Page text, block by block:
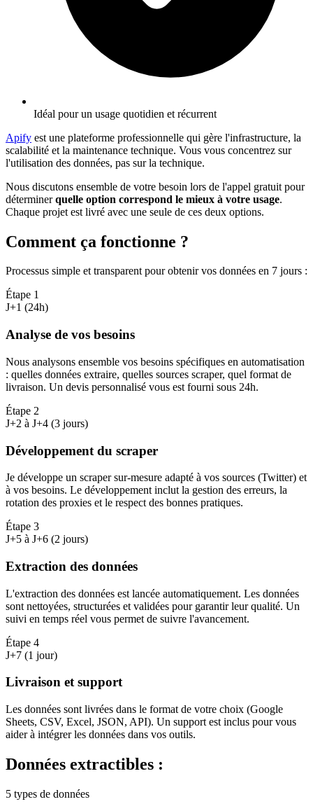
Idéal pour un usage quotidien et récurrent
Apify est une plateforme professionnelle qui gère l'infrastructure, la
scalabilité et la maintenance technique. Vous vous concentrez sur
l'utilisation des données, pas sur la technique.
Nous discutons ensemble de votre besoin lors de l'appel gratuit pour
déterminerquelle option correspond le mieux à votre usage.
Chaque projet est livré avec une seule de ces deux options.
Comment ça fonctionne ?
Processus simple et transparent pour obtenir vos données en 7 jours :
Étape 1
J+1 (24h)
Analyse de vos besoins
Nous analysons ensemble vos besoins spécifiques en automatisation
: quelles données extraire, quelles sources scraper, quel format de
livraison. Un devis personnalisé vous est fourni sous 24h.
Étape 2
J+2 à J+4 (3 jours)
Développement du scraper
Je développe un scraper sur-mesure adapté à vos sources (Twitter) et
à vos besoins. Le développement inclut la gestion des erreurs, la
rotation des proxies et le respect des bonnes pratiques.
Étape 3
J+5 à J+6 (2 jours)
Extraction des données
L'extraction des données est lancée automatiquement. Les données
sont nettoyées, structurées et validées pour garantir leur qualité. Un
suivi en temps réel vous permet de suivre l'avancement.
Étape 4
J+7 (1 jour)
Livraison et support
Les données sont livrées dans le format de votre choix (Google
Sheets, CSV, Excel, JSON, API). Un support est inclus pour vous
aider à intégrer les données dans vos outils.
Données extractibles :
5 types de données